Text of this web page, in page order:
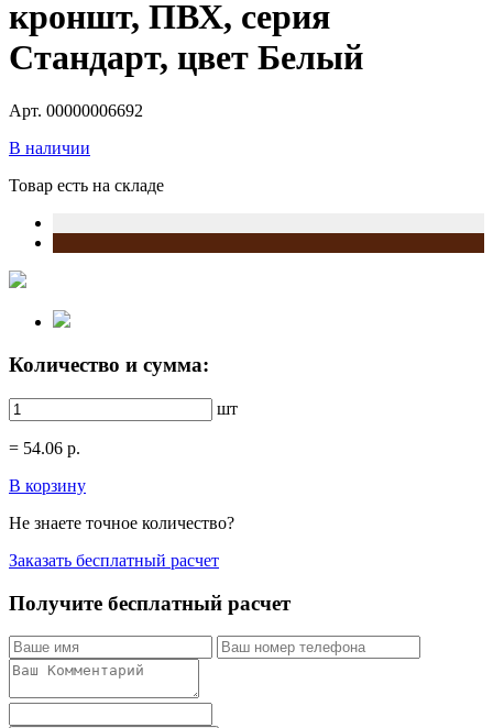
кроншт, ПВХ, серия
Стандарт, цвет Белый
Арт. 00000006692
В наличии
Товар есть на складе
Количество и сумма:
шт
= 54.06 р.
В корзину
Не знаете точное количество?
Заказать бесплатный расчет
Получите бесплатный расчет